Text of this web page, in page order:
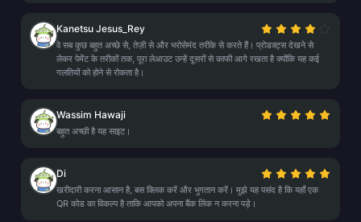
Kanetsu Jesus_Rey
वे सब कुछ बहुत अच्छे से, तेज़ी से और भरोसेमंद तरीके से करते हैं। प्रोडक्ट्स देखने से
लेकर पेमेंट के तरीकों तक, पूरा लेआउट उन्हें दूसरों से काफी आगे रखता है क्योंकि यह कई
गलतियों को होने से रोकता है।
Wassim Hawaji
बहुत अच्छी है यह साइट।
Di
खरीदारी करना आसान है, बस क्लिक करें और भुगतान करें। मुझे यह पसंद है कि यहाँ एक
QR कोड का विकल्प है ताकि आपको अपना बैंक लिंक न करना पड़े।